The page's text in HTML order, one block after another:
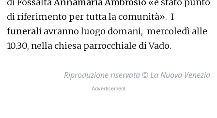
di riferimento per tutta la comunità». I
funerali avranno luogo domani, mercoledì alle
10.30, nella chiesa parrocchiale di Vado.
Riproduzione riservata © La Nuova Venezia